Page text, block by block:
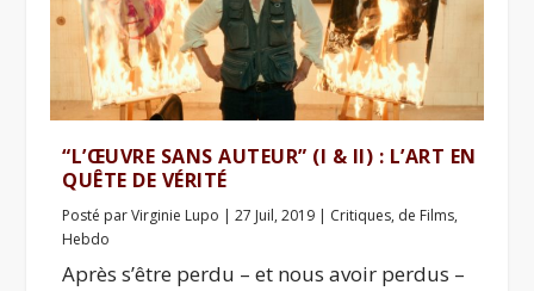
“L’ŒUVRE SANS AUTEUR” (I & II) : L’ART EN
QUÊTE DE VÉRITÉ
Posté parVirginie Lupo |27 Juil, 2019 | Critiques, de Films,
Hebdo
Après s’être perdu – et nous avoir perdus –